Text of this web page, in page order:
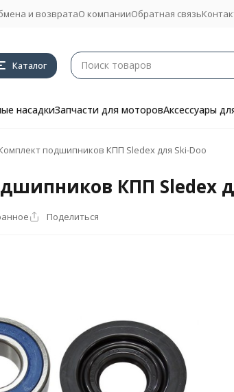
и возвратаО компанииОбратная связь
Каталог
насадкиЗапчасти для моторовАксессуары
подшипников КПП Sledex для Ski-Doo
КПП Sledex
Поделиться